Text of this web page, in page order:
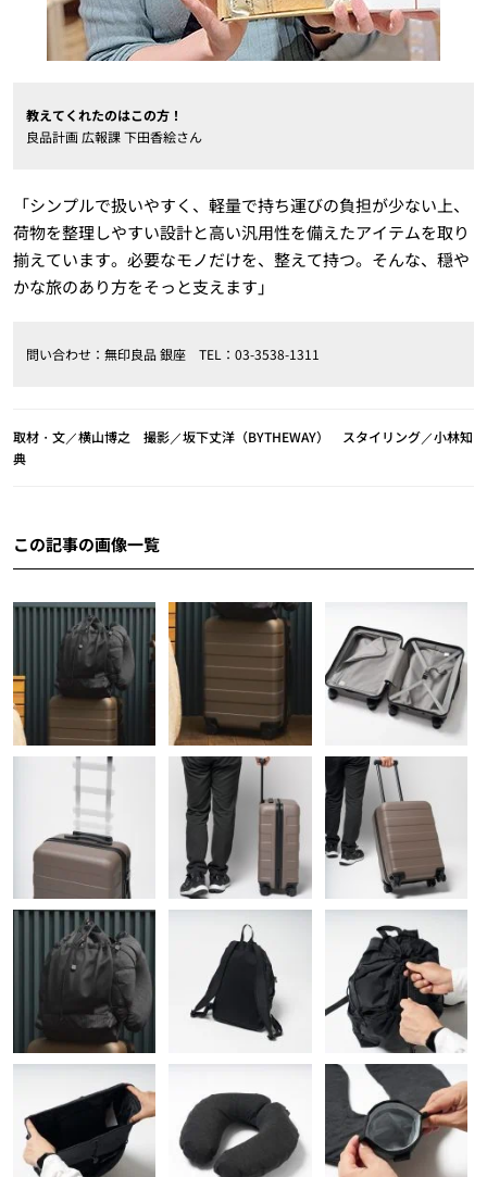
教えてくれたのはこの方！
良品計画 広報課 下田香絵さん
「シンプルで扱いやすく、軽量で持ち運びの負担が少ない上、
荷物を整理しやすい設計と高い汎用性を備えたアイテムを取り
揃えています。必要なモノだけを、整えて持つ。そんな、穏や
かな旅のあり方をそっと支えます」
問い合わせ：無印良品 銀座 TEL：03-3538-1311
取材・文／横山博之 撮影／坂下丈洋（BYTHEWAY） スタイリング／小林知
典
この記事の画像一覧